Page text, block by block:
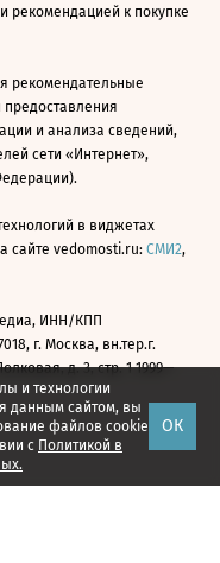
и технологии
данным сайтом, вы
файлов cookie
с Политикой в
ОК
рекомендацией к покупке
рекомендательные
и анализа сведений,
сети «Интернет»,
в виджетах
сайте vedomosti.ru: СМИ2,
ИНН/КПП
г. Москва, вн.тер.г.
д. 3, стр. 1 1999—